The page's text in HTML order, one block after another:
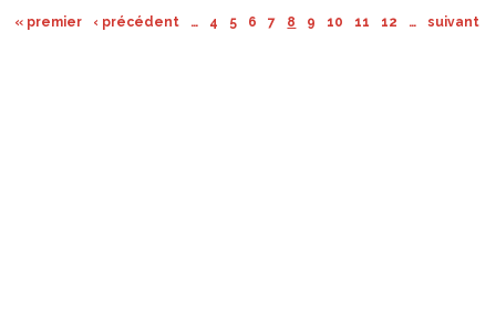
« premier ‹ précédent … 4 5 6 7 8 9 10 11 12 … suivant ›